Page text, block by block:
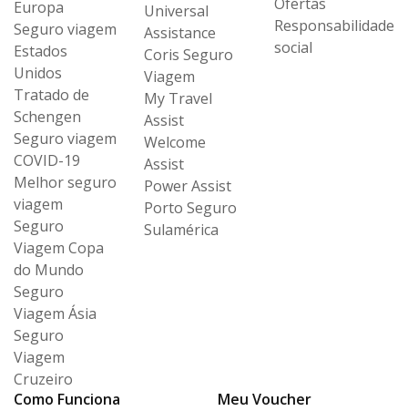
Europa
Seguro viagem
Estados
Unidos
Tratado de
Schengen
Seguro viagem
COVID-19
Melhor seguro
viagem
Seguro
Viagem Copa
do Mundo
Seguro
Viagem Ásia
Seguro
Viagem
Cruzeiro
Universal
Assistance
Coris Seguro
Viagem
My Travel
Assist
Welcome
Assist
Power Assist
Porto Seguro
Sulamérica
Responsabilidade
social
Como Funciona
Meu Voucher